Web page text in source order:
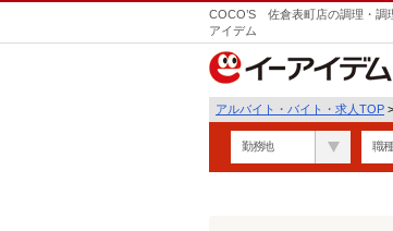
COCO’S 佐倉表町店の調理・調
アイデム
アルバイト・バイト・求人TOP >
勤務地 職種